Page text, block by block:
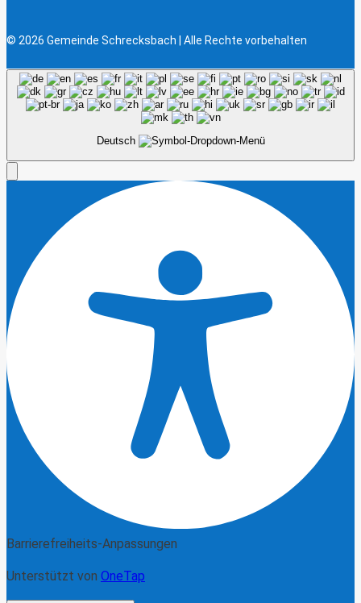
© 2026 Gemeinde Schrecksbach | Alle Rechte vorbehalten
Deutsch
Barrierefreiheits-Anpassungen
Unterstützt von OneTap